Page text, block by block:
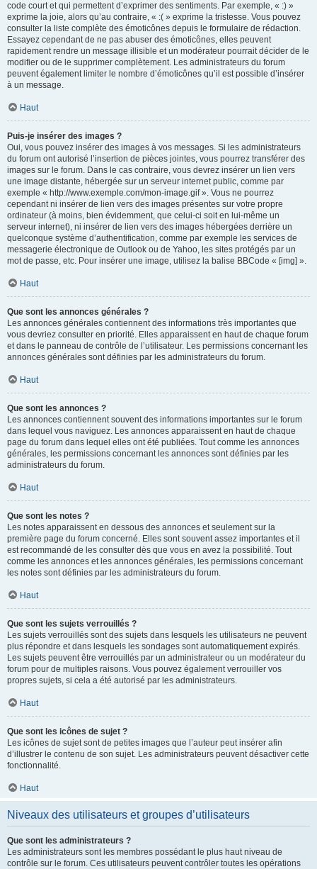
code court et qui permettent d’exprimer des sentiments. Par exemple, « :) »
exprime la joie, alors qu’au contraire, « :( » exprime la tristesse. Vous pouvez
consulter la liste complète des émoticônes depuis le formulaire de rédaction.
Essayez cependant de ne pas abuser des émoticônes, elles peuvent
rapidement rendre un message illisible et un modérateur pourrait décider de le
modifier ou de le supprimer complètement. Les administrateurs du forum
peuvent également limiter le nombre d’émoticônes qu’il est possible d’insérer
à un message.
Haut
Puis-je insérer des images ?
Oui, vous pouvez insérer des images à vos messages. Si les administrateurs
du forum ont autorisé l’insertion de pièces jointes, vous pourrez transférer des
images sur le forum. Dans le cas contraire, vous devrez insérer un lien vers
une image distante, hébergée sur un serveur internet public, comme par
exemple « http://www.exemple.com/mon-image.gif ». Vous ne pourrez
cependant ni insérer de lien vers des images présentes sur votre propre
ordinateur (à moins, bien évidemment, que celui-ci soit en lui-même un
serveur internet), ni insérer de lien vers des images hébergées derrière un
quelconque système d’authentification, comme par exemple les services de
messagerie électronique de Outlook ou de Yahoo, les sites protégés par un
mot de passe, etc. Pour insérer une image, utilisez la balise BBCode « [img] ».
Haut
Que sont les annonces générales ?
Les annonces générales contiennent des informations très importantes que
vous devriez consulter en priorité. Elles apparaissent en haut de chaque forum
et dans le panneau de contrôle de l’utilisateur. Les permissions concernant les
annonces générales sont définies par les administrateurs du forum.
Haut
Que sont les annonces ?
Les annonces contiennent souvent des informations importantes sur le forum
dans lequel vous naviguez. Les annonces apparaissent en haut de chaque
page du forum dans lequel elles ont été publiées. Tout comme les annonces
générales, les permissions concernant les annonces sont définies par les
administrateurs du forum.
Haut
Que sont les notes ?
Les notes apparaissent en dessous des annonces et seulement sur la
première page du forum concerné. Elles sont souvent assez importantes et il
est recommandé de les consulter dès que vous en avez la possibilité. Tout
comme les annonces et les annonces générales, les permissions concernant
les notes sont définies par les administrateurs du forum.
Haut
Que sont les sujets verrouillés ?
Les sujets verrouillés sont des sujets dans lesquels les utilisateurs ne peuvent
plus répondre et dans lesquels les sondages sont automatiquement expirés.
Les sujets peuvent être verrouillés par un administrateur ou un modérateur du
forum pour de multiples raisons. Vous pouvez également verrouiller vos
propres sujets, si cela a été autorisé par les administrateurs.
Haut
Que sont les icônes de sujet ?
Les icônes de sujet sont de petites images que l’auteur peut insérer afin
d’illustrer le contenu de son sujet. Les administrateurs peuvent désactiver cette
fonctionnalité.
Haut
Niveaux des utilisateurs et groupes d’utilisateurs
Que sont les administrateurs ?
Les administrateurs sont les membres possédant le plus haut niveau de
contrôle sur le forum. Ces utilisateurs peuvent contrôler toutes les opérations